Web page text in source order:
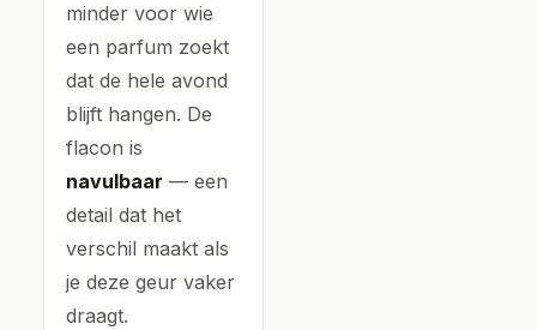
minder voor wie
een parfum zoekt
dat de hele avond
blijft hangen. De
flacon is
navulbaar — een
detail dat het
verschil maakt als
je deze geur vaker
draagt.